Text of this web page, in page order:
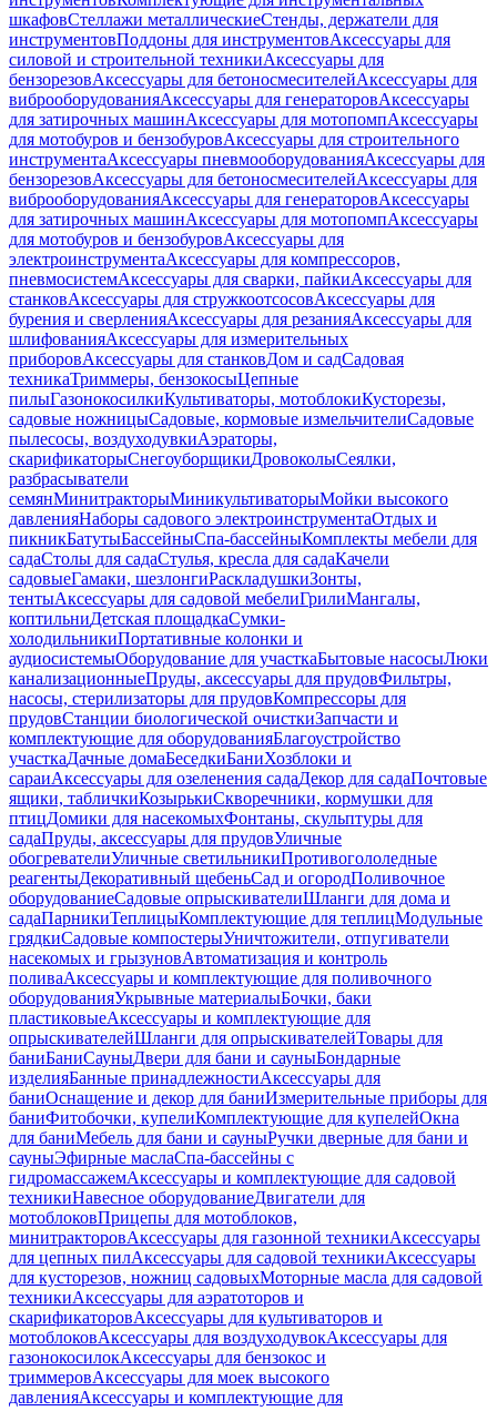
шкафовСтеллажи металлическиеСтенды, держатели для
инструментовПоддоны для инструментовАксессуары для
силовой и строительной техникиАксессуары для
бензорезовАксессуары для бетоносмесителейАксессуары для
виброоборудованияАксессуары для генераторовАксессуары
для затирочных машинАксессуары для мотопомпАксессуары
для мотобуров и бензобуровАксессуары для строительного
инструментаАксессуары пневмооборудованияАксессуары для
бензорезовАксессуары для бетоносмесителейАксессуары для
виброоборудованияАксессуары для генераторовАксессуары
для затирочных машинАксессуары для мотопомпАксессуары
для мотобуров и бензобуровАксессуары для
электроинструментаАксессуары для компрессоров,
пневмосистемАксессуары для сварки, пайкиАксессуары для
станковАксессуары для стружкоотсосовАксессуары для
бурения и сверленияАксессуары для резанияАксессуары для
шлифованияАксессуары для измерительных
приборовАксессуары для станковДом и садСадовая
техникаТриммеры, бензокосыЦепные
пилыГазонокосилкиКультиваторы, мотоблокиКусторезы,
садовые ножницыСадовые, кормовые измельчителиСадовые
пылесосы, воздуходувкиАэраторы,
скарификаторыСнегоуборщикиДровоколыСеялки,
разбрасыватели
семянМинитракторыМиникультиваторыМойки высокого
давленияНаборы садового электроинструментаОтдых и
пикникБатутыБассейныСпа-бассейныКомплекты мебели для
садаСтолы для садаСтулья, кресла для садаКачели
садовыеГамаки, шезлонгиРаскладушкиЗонты,
тентыАксессуары для садовой мебелиГрилиМангалы,
коптильниДетская площадкаСумки-
холодильникиПортативные колонки и
аудиосистемыОборудование для участкаБытовые насосыЛюки
канализационныеПруды, аксессуары для прудовФильтры,
насосы, стерилизаторы для прудовКомпрессоры для
прудовСтанции биологической очисткиЗапчасти и
комплектующие для оборудованияБлагоустройство
участкаДачные домаБеседкиБаниХозблоки и
сараиАксессуары для озеленения садаДекор для садаПочтовые
ящики, табличкиКозырькиСкворечники, кормушки для
птицДомики для насекомыхФонтаны, скульптуры для
садаПруды, аксессуары для прудовУличные
обогревателиУличные светильникиПротивогололедные
реагентыДекоративный щебеньСад и огородПоливочное
оборудованиеСадовые опрыскивателиШланги для дома и
садаПарникиТеплицыКомплектующие для теплицМодульные
грядкиСадовые компостерыУничтожители, отпугиватели
насекомых и грызуновАвтоматизация и контроль
поливаАксессуары и комплектующие для поливочного
оборудованияУкрывные материалыБочки, баки
пластиковыеАксессуары и комплектующие для
опрыскивателейШланги для опрыскивателейТовары для
баниБаниСауныДвери для бани и сауныБондарные
изделияБанные принадлежностиАксессуары для
баниОснащение и декор для баниИзмерительные приборы для
баниФитобочки, купелиКомплектующие для купелейОкна
для баниМебель для бани и сауныРучки дверные для бани и
сауныЭфирные маслаСпа-бассейны с
гидромассажемАксессуары и комплектующие для садовой
техникиНавесное оборудованиеДвигатели для
мотоблоковПрицепы для мотоблоков,
минитракторовАксессуары для газонной техникиАксессуары
для цепных пилАксессуары для садовой техникиАксессуары
для кусторезов, ножниц садовыхМоторные масла для садовой
техникиАксессуары для аэратоторов и
скарификаторовАксессуары для культиваторов и
мотоблоковАксессуары для воздуходувокАксессуары для
газонокосилокАксессуары для бензокос и
триммеровАксессуары для моек высокого
давленияАксессуары и комплектующие для